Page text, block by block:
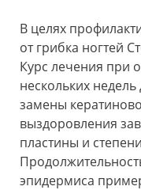
В целях
от грибка ногтей
Курс лечения при
нескольких
замены
выздоровления
пластины и
эпидермиса